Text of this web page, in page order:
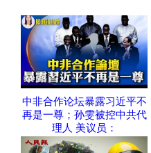
中非合作论坛暴露习近平不
再是一尊；孙雯被控中共代
理人 美议员：